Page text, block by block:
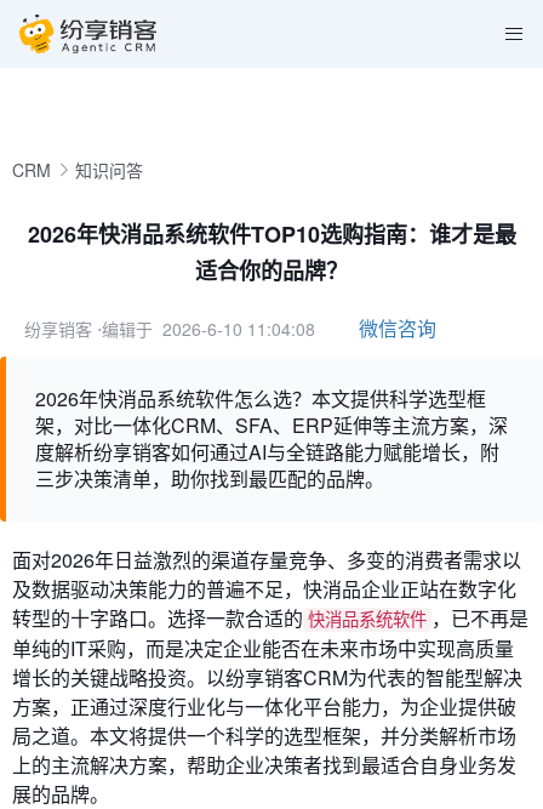
CRM 知识问答
2026年快消品系统软件TOP10选购指南：谁才是最
适合你的品牌？
纷享销客 ⋅编辑于 2026-6-10 11:04:08 微信咨询
2026年快消品系统软件怎么选？本文提供科学选型框
架，对比一体化CRM、SFA、ERP延伸等主流方案，深
度解析纷享销客如何通过AI与全链路能力赋能增长，附
三步决策清单，助你找到最匹配的品牌。
面对2026年日益激烈的渠道存量竞争、多变的消费者需求以
及数据驱动决策能力的普遍不足，快消品企业正站在数字化
转型的十字路口。选择一款合适的 快消品系统软件 ，已不再是
单纯的IT采购，而是决定企业能否在未来市场中实现高质量
增长的关键战略投资。以纷享销客CRM为代表的智能型解决
方案，正通过深度行业化与一体化平台能力，为企业提供破
局之道。本文将提供一个科学的选型框架，并分类解析市场
上的主流解决方案，帮助企业决策者找到最适合自身业务发
展的品牌。